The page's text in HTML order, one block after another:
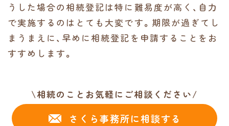
うした場合の相続登記は特に難易度が高く、自力
で実施するのはとても大変です。期限が過ぎてし
まうまえに、早めに相続登記を申請することをお
すすめします。
\相続のことお気軽にご相談ください/
さくら事務所に相談する